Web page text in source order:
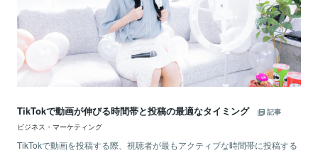
TikTokで動画が伸びる時間帯と投稿の最適なタイミング
記事
ビジネス・マーケティング
TikTokで動画を投稿する際、視聴者が最もアクティブな時間帯に投稿する